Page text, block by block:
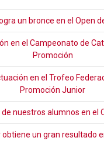
un bronce en el Open
en el Campeonato de
Promoción
en el Trofeo
Promoción Junior
nuestros alumnos en el
obtiene un gran resultado